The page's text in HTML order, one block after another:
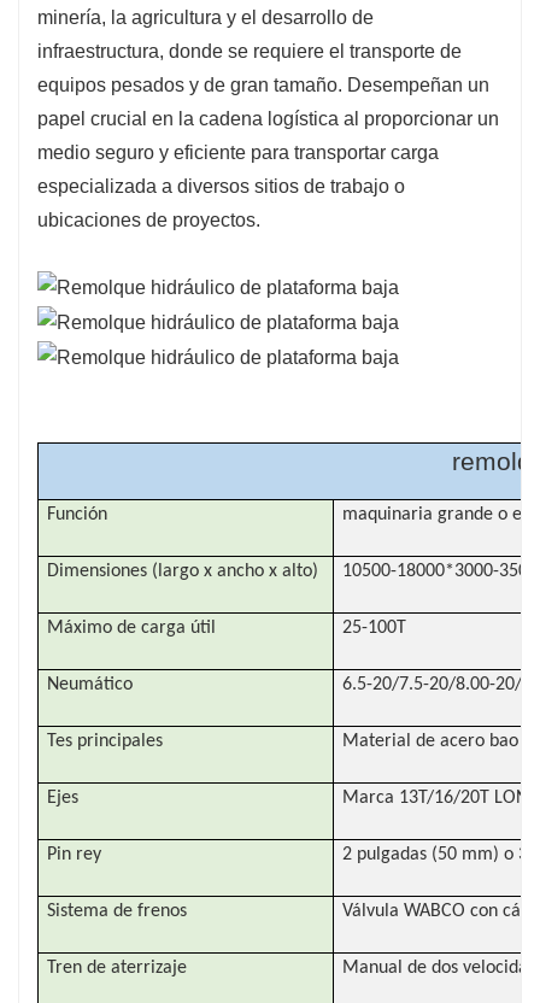
gran ventaja, es decir, cuando transporta
mercancías pesadas, puede transportar
mercancías a muy alta velocidad. Por sus
excelentes características, no conlleva riesgos
al transportar mercancías en tiempo y forma.
4. Fácil carga y descarga de mercancías: la
altura de la plataforma del remolque plano bajo
es menor que la del remolque plano normal, y
las mercancías son fáciles de cargar y
descargar.
5. Altura total baja: La altura total del remolque
problema de la restricción de altura.
minería, la agricultura y el desarrollo de
infraestructura, donde se requiere el transporte de
equipos pesados ​​y de gran tamaño. Desempeñan un
papel crucial en la cadena logística al proporcionar un
medio seguro y eficiente para transportar carga
especializada a diversos sitios de trabajo o
ubicaciones de proyectos.
Función maquinaria grande o
Dimensiones (largo x ancho x alto) 10500-18000*3000-
Máximo de carga útil 25-100T
Neumático 6.5-20/7.5-20/8.00-20/
Tes principales Material de acero bao
Ejes Marca 13T/16/20T
Pin rey 2 pulgadas (50 mm) o
Sistema de frenos Válvula WABCO con
Tren de aterrizaje Manual de dos